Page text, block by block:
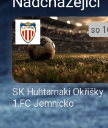
so
SK Huhtamaki Okříšky
1.FC Jemnicko